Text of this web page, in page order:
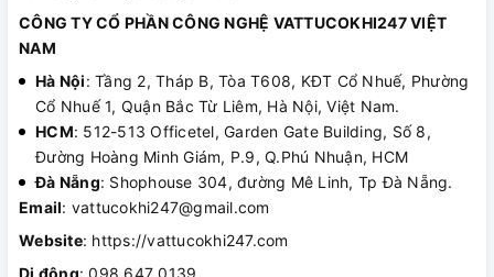
CÔNG TY CỔ PHẦN CÔNG NGHỆ VATTUCOKHI247 VIỆT
NAM
Hà Nội: Tầng 2, Tháp B, Tòa T608, KĐT Cổ Nhuế, Phường
Cổ Nhuế 1, Quận Bắc Từ Liêm, Hà Nội, Việt Nam.
HCM: 512-513 Officetel, Garden Gate Building, Số 8,
Đường Hoàng Minh Giám, P.9, Q.Phú Nhuận, HCM
Đà Nẵng: Shophouse 304, đường Mê Linh, Tp Đà Nẵng.
Email: vattucokhi247@gmail.com
Website: https://vattucokhi247.com
Di động: 098 647 0139